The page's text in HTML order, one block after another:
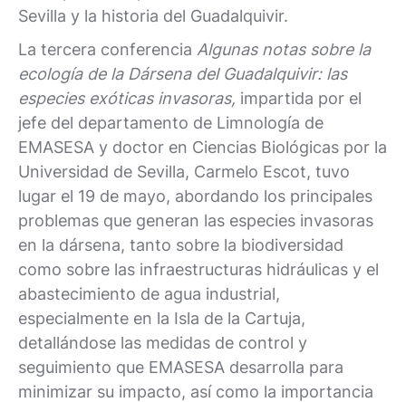
Sevilla y la historia del Guadalquivir.
La tercera conferencia Algunas notas sobre la
ecología de la Dársena del Guadalquivir: las
especies exóticas invasoras, impartida por el
jefe del departamento de Limnología de
EMASESA y doctor en Ciencias Biológicas por la
Universidad de Sevilla, Carmelo Escot, tuvo
lugar el 19 de mayo, abordando los principales
problemas que generan las especies invasoras
en la dársena, tanto sobre la biodiversidad
como sobre las infraestructuras hidráulicas y el
abastecimiento de agua industrial,
especialmente en la Isla de la Cartuja,
detallándose las medidas de control y
seguimiento que EMASESA desarrolla para
minimizar su impacto, así como la importancia